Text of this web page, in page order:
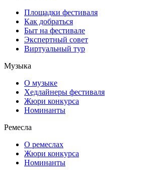
Площадки фестиваля
Как добраться
Быт на фестивале
Экспертный совет
Виртуальный тур
Музыка
О музыке
Хедлайнеры фестиваля
Жюри конкурса
Номинанты
Ремесла
О ремеслах
Жюри конкурса
Номинанты